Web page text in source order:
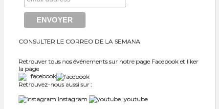
CONSULTER LE CORREO DE LA SEMANA
Retrouver tous nos événements sur notre page Facebook et liker
la page
facebook
Retrouvez-nous aussi sur :
instagram
youtube